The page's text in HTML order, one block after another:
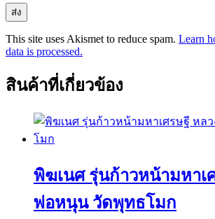
This site uses Akismet to reduce spam. Learn
data is processed.
สินค้าที่เกี่ยวข้อง
พิฆเนศ รุ่นก้าวหน้ามหาเ
พ่อหนุน วัดพุทธโมก